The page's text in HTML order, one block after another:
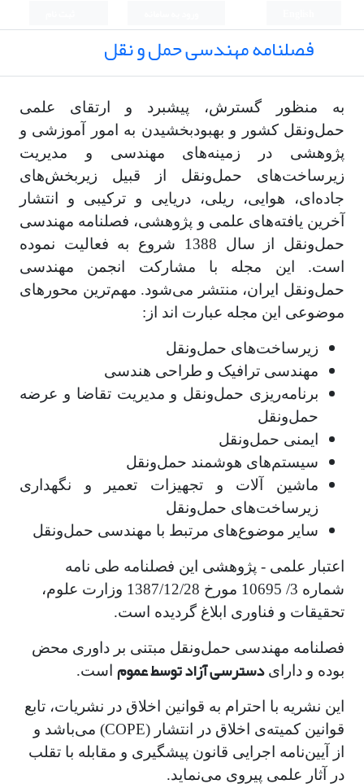
فصلنامه مهندسی حمل و نقل
به منظور گسترش، پیشبرد و ارتقای علمی
حمل‌و‌نقل کشور و بهبود‌بخشیدن به امور آموزشی و
پژوهشی در زمینه‌های مهندسی و مدیریت
زیرساخت‌های حمل‌و‌نقل از قبیل زیربخش‌های
جاده‌ای، هوایی، ریلی، دریایی و ترکیبی و انتشار
آخرین یافته‌های علمی و پژوهشی، فصلنامه مهندسی
حمل‌و‌نقل از سال 1388 شروع به فعالیت نموده
است. این مجله با مشارکت انجمن مهندسی
حمل‌و‌نقل ایران، منتشر می‌شود. مهم‌ترین محورهای
موضوعی این مجله عبارت اند از:
زیرساخت‌های حمل‌و‌نقل
مهندسی ترافیک و طراحی هندسی
برنامه‌ریزی حمل‌و‌نقل و مدیریت تقاضا و عرضه
حمل‌و‌نقل
ایمنی حمل‌و‌نقل
سیستم‌های هوشمند حمل‌و‌نقل
ماشین آلات و تجهیزات تعمیر و نگهداری
زیرساخت‌های حمل‌و‌نقل
سایر موضوع‌های مرتبط با مهندسی حمل‌و‌نقل
اعتبار علمی - پژوهشی این فصلنامه طی نامه
شماره 3/ 10695 مورخ 1387/12/28 وزارت علوم،
تحقیقات و فناوری ابلاغ گردیده است.
فصلنامه مهندسی حمل‌و‌نقل مبتنی بر داوری محض
بوده و دارایدسترسی آزاد توسط عموم است.
این نشریه با احترام به قوانین اخلاق در نشریات، تابع
قوانین کمیته‌ی اخلاق در انتشار (COPE) می‌باشد و
از آیین‌نامه اجرایی قانون پیشگیری و مقابله با تقلب
در آثار علمی پیروی می‌نماید.